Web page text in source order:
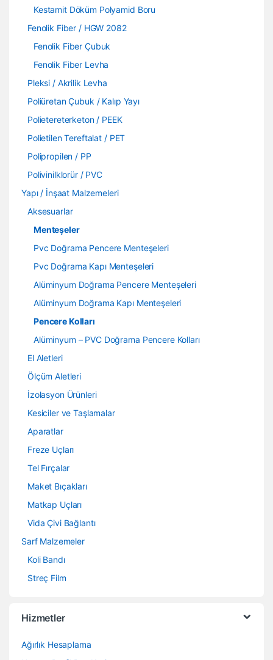
Kestamit Döküm Polyamid Boru
Fenolik Fiber / HGW 2082
Fenolik Fiber Çubuk
Fenolik Fiber Levha
Pleksi / Akrilik Levha
Poliüretan Çubuk / Kalıp Yayı
Polietereterketon / PEEK
Polietilen Tereftalat / PET
Polipropilen / PP
Polivinilklorür / PVC
Yapı / İnşaat Malzemeleri
Aksesuarlar
Menteşeler
Pvc Doğrama Pencere Menteşeleri
Pvc Doğrama Kapı Menteşeleri
Alüminyum Doğrama Pencere Menteşeleri
Alüminyum Doğrama Kapı Menteşeleri
Pencere Kolları
Alüminyum – PVC Doğrama Pencere Kolları
El Aletleri
Ölçüm Aletleri
İzolasyon Ürünleri
Kesiciler ve Taşlamalar
Aparatlar
Freze Uçları
Tel Fırçalar
Maket Bıçakları
Matkap Uçları
Vida Çivi Bağlantı
Sarf Malzemeler
Koli Bandı
Streç Film
Hizmetler
Ağırlık Hesaplama